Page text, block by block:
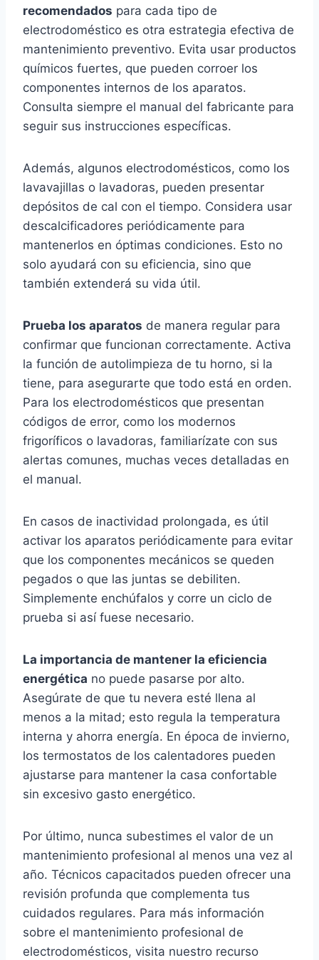
recomendados para cada tipo de
electrodoméstico es otra estrategia efectiva de
mantenimiento preventivo. Evita usar productos
químicos fuertes, que pueden corroer los
componentes internos de los aparatos.
Consulta siempre el manual del fabricante para
seguir sus instrucciones específicas.
Además, algunos electrodomésticos, como los
lavavajillas o lavadoras, pueden presentar
depósitos de cal con el tiempo. Considera usar
descalcificadores periódicamente para
mantenerlos en óptimas condiciones. Esto no
solo ayudará con su eficiencia, sino que
también extenderá su vida útil.
Prueba los aparatos de manera regular para
confirmar que funcionan correctamente. Activa
la función de autolimpieza de tu horno, si la
tiene, para asegurarte que todo está en orden.
Para los electrodomésticos que presentan
códigos de error, como los modernos
frigoríficos o lavadoras, familiarízate con sus
alertas comunes, muchas veces detalladas en
el manual.
En casos de inactividad prolongada, es útil
activar los aparatos periódicamente para evitar
que los componentes mecánicos se queden
pegados o que las juntas se debiliten.
Simplemente enchúfalos y corre un ciclo de
prueba si así fuese necesario.
La importancia de mantener la eficiencia
energética no puede pasarse por alto.
Asegúrate de que tu nevera esté llena al
menos a la mitad; esto regula la temperatura
interna y ahorra energía. En época de invierno,
los termostatos de los calentadores pueden
ajustarse para mantener la casa confortable
sin excesivo gasto energético.
Por último, nunca subestimes el valor de un
mantenimiento profesional al menos una vez al
año. Técnicos capacitados pueden ofrecer una
revisión profunda que complementa tus
cuidados regulares. Para más información
sobre el mantenimiento profesional de
electrodomésticos, visita nuestro recurso